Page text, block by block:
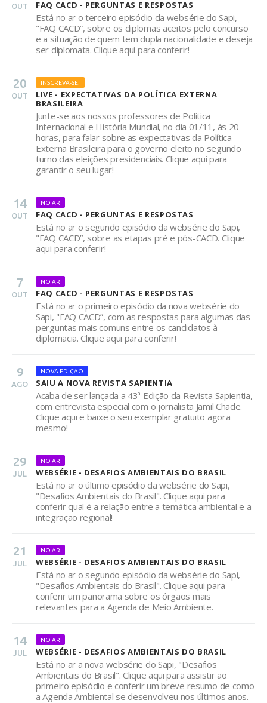
OUT FAQ CACD - PERGUNTAS E RESPOSTAS
Está no ar o terceiro episódio da websérie do Sapi,
"FAQ CACD”, sobre os diplomas aceitos pelo concurso
e a situação de quem tem dupla nacionalidade e deseja
ser diplomata. Clique aqui para conferir!
20
OUT
INSCREVA-SE!
LIVE - EXPECTATIVAS DA POLÍTICA EXTERNA
BRASILEIRA
Junte-se aos nossos professores de Política
Internacional e História Mundial, no dia 01/11, às 20
horas, para falar sobre as expectativas da Política
Externa Brasileira para o governo eleito no segundo
turno das eleições presidenciais. Clique aqui para
garantir o seu lugar!
14
OUT
NO AR
FAQ CACD - PERGUNTAS E RESPOSTAS
Está no ar o segundo episódio da websérie do Sapi,
"FAQ CACD”, sobre as etapas pré e pós-CACD. Clique
aqui para conferir!
7
OUT
NO AR
FAQ CACD - PERGUNTAS E RESPOSTAS
Está no ar o primeiro episódio da nova websérie do
Sapi, "FAQ CACD”, com as respostas para algumas das
perguntas mais comuns entre os candidatos à
diplomacia. Clique aqui para conferir!
9
AGO
NOVA EDIÇÃO
SAIU A NOVA REVISTA SAPIENTIA
Acaba de ser lançada a 43ª Edição da Revista Sapientia,
com entrevista especial com o jornalista Jamil Chade.
Clique aqui e baixe o seu exemplar gratuito agora
mesmo!
29
JUL
NO AR
WEBSÉRIE - DESAFIOS AMBIENTAIS DO BRASIL
Está no ar o último episódio da websérie do Sapi,
"Desafios Ambientais do Brasil". Clique aqui para
conferir qual é a relação entre a temática ambiental e a
integração regional!
21
JUL
NO AR
WEBSÉRIE - DESAFIOS AMBIENTAIS DO BRASIL
Está no ar o segundo episódio da websérie do Sapi,
"Desafios Ambientais do Brasil". Clique aqui para
conferir um panorama sobre os órgãos mais
relevantes para a Agenda de Meio Ambiente.
14
JUL
NO AR
WEBSÉRIE - DESAFIOS AMBIENTAIS DO BRASIL
Está no ar a nova websérie do Sapi, "Desafios
Ambientais do Brasil". Clique aqui para assistir ao
primeiro episódio e conferir um breve resumo de como
a Agenda Ambiental se desenvolveu nos últimos anos.